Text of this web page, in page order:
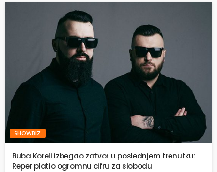
SHOWBIZ
Buba Koreli izbegao zatvor u poslednjem trenutku:
Reper platio ogromnu cifru za slobodu